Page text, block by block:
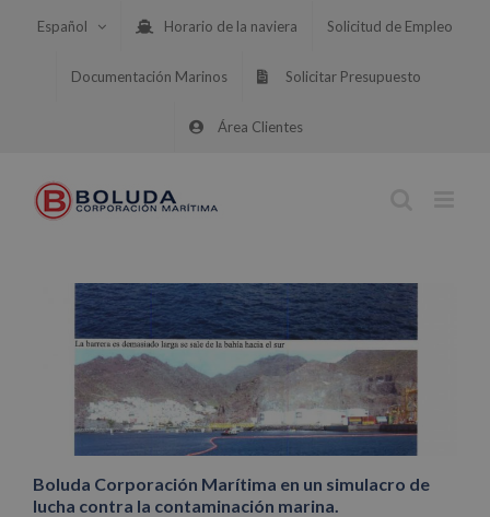
Español Horario de la naviera Solicitud de Empleo
Documentación Marinos Solicitar Presupuesto
Área Clientes
Boluda Corporación Marítima en un simulacro de
lucha contra la contaminación marina.